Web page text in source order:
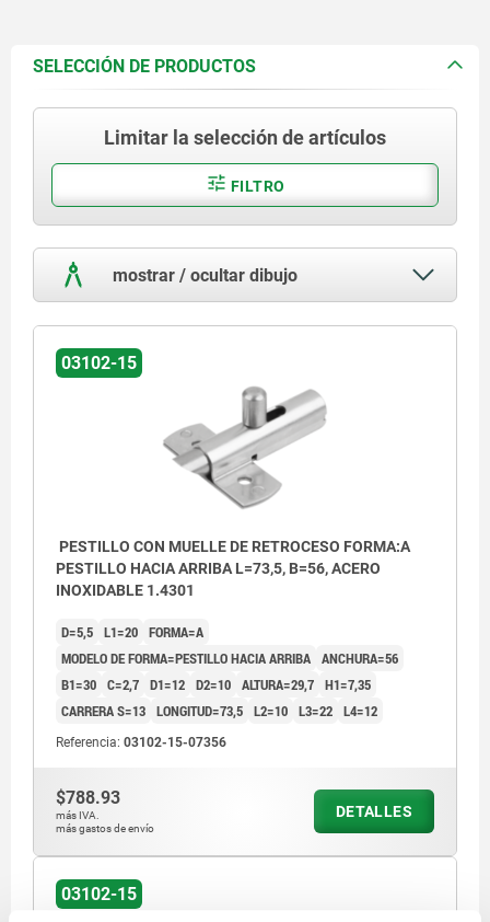
SELECCIÓN DE PRODUCTOS
Limitar la selección de artículos
FILTRO
mostrar / ocultar dibujo
03102-15
PESTILLO CON MUELLE DE RETROCESO FORMA:A
PESTILLO HACIA ARRIBA L=73,5, B=56, ACERO
INOXIDABLE 1.4301
D=5,5 L1=20 FORMA=A
MODELO DE FORMA=PESTILLO HACIA ARRIBA ANCHURA=56
B1=30 C=2,7 D1=12 D2=10 ALTURA=29,7 H1=7,35
CARRERA S=13 LONGITUD=73,5 L2=10 L3=22 L4=12
Referencia: 03102-15-07356
$788.93
más IVA.
más gastos de envío
DETALLES
03102-15